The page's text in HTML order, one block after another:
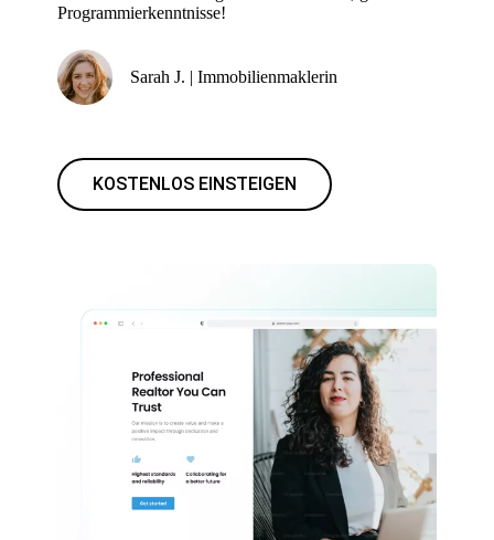
Programmierkenntnisse!
Sarah J. | Immobilienmaklerin
KOSTENLOS EINSTEIGEN